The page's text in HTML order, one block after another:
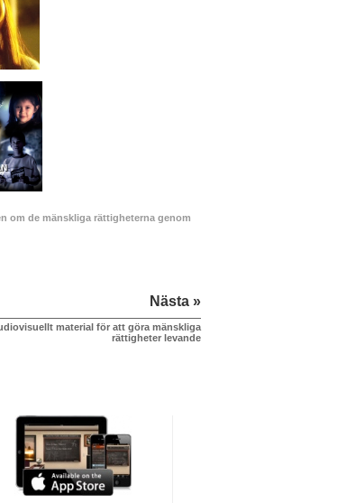
om de mänskliga rättigheterna genom
Nästa »
material för att göra mänskliga
rättigheter levande